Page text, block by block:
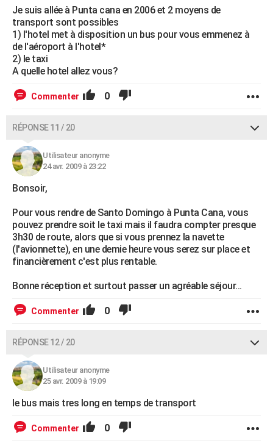
Je suis allée à Punta cana en 2006 et 2 moyens de
transport sont possibles
1) l'hotel met à disposition un bus pour vous emmenez à
de l'aéroport à l'hotel*
2) le taxi
A quelle hotel allez vous?
Commenter 0
RÉPONSE 11 / 20
Utilisateur anonyme
24 avr. 2009 à 23:22
Bonsoir,
Pour vous rendre de Santo Domingo à Punta Cana, vous
pouvez prendre soit le taxi mais il faudra compter presque
3h30 de route, alors que si vous prennez la navette
(l'avionnette), en une demie heure vous serez sur place et
financièrement c'est plus rentable.
Bonne réception et surtout passer un agréable séjour...
Commenter 0
RÉPONSE 12 / 20
Utilisateur anonyme
25 avr. 2009 à 19:09
le bus mais tres long en temps de transport
Commenter 0